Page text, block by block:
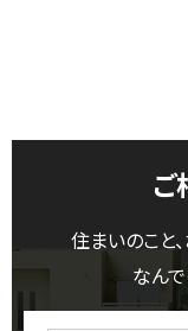
ご
住まいのこと
なん